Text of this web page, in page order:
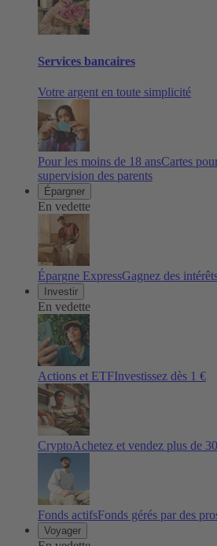
Services bancaires
Votre argent en toute simplicité
Pour les moins de 18 ansCartes
supervision des parents
Épargner
En vedette
Épargne ExpressGagnez des
Investir
En vedette
Actions et ETFInvestissez dès 1 €
CryptoAchetez et vendez plus de
Fonds actifsFonds gérés par des
Voyager